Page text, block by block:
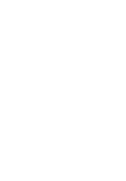
gewünschten